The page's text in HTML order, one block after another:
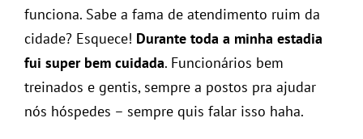
funciona. Sabe a fama de atendimento ruim da
cidade? Esquece! Durante toda a minha estadia
fui super bem cuidada. Funcionários bem
treinados e gentis, sempre a postos pra ajudar
nós hóspedes – sempre quis falar isso haha.